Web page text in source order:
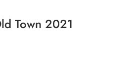
Town 2021